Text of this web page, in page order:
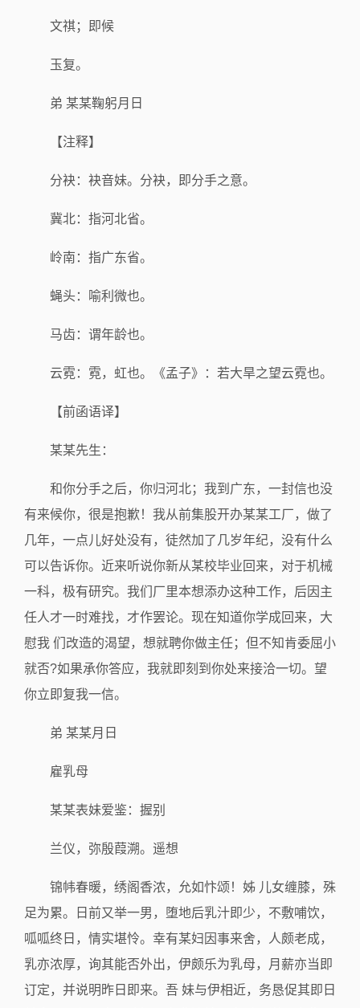
文祺；即候
玉复。
弟 某某鞠躬月日
【注释】
分袂：袂音妹。分袂，即分手之意。
冀北：指河北省。
岭南：指广东省。
蝇头：喻利微也。
马齿：谓年龄也。
云霓：霓，虹也。《孟子》：若大旱之望云霓也。
【前函语译】
某某先生：
和你分手之后，你归河北；我到广东，一封信也没
有来候你，很是抱歉！我从前集股开办某某工厂，做了
几年，一点儿好处没有，徒然加了几岁年纪，没有什么
可以告诉你。近来听说你新从某校毕业回来，对于机械
一科，极有研究。我们厂里本想添办这种工作，后因主
任人才一时难找，才作罢论。现在知道你学成回来，大
慰我 们改造的渴望，想就聘你做主任；但不知肯委屈小
就否?如果承你答应，我就即刻到你处来接洽一切。望
你立即复我一信。
弟 某某月日
雇乳母
某某表妹爱鉴：握别
兰仪，弥殷葭溯。遥想
锦帏春暖，绣阁香浓，允如忭颂！姊 儿女缠膝，殊
足为累。日前又举一男，堕地后乳汁即少，不敷哺饮，
呱呱终日，情实堪怜。幸有某妇因事来舍，人颇老成，
乳亦浓厚，询其能否外出，伊颇乐为乳母，月薪亦当即
订定，并说明昨日即来。吾 妹与伊相近，务恳促其即日